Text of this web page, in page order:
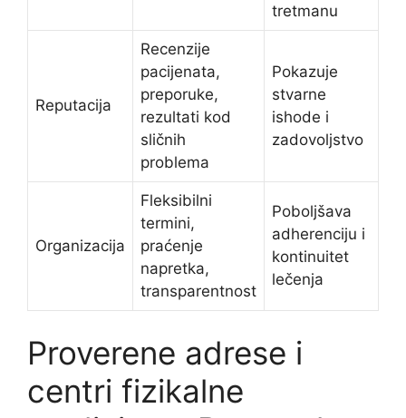
tretmanu
Reputacija
Recenzije
pacijenata,
preporuke,
rezultati kod
sličnih
problema
Pokazuje
stvarne
ishode i
zadovoljstvo
Organizacija
Fleksibilni
termini,
praćenje
napretka,
transparentnost
Poboljšava
adherenciju i
kontinuitet
lečenja
Proverene adrese i
centri fizikalne